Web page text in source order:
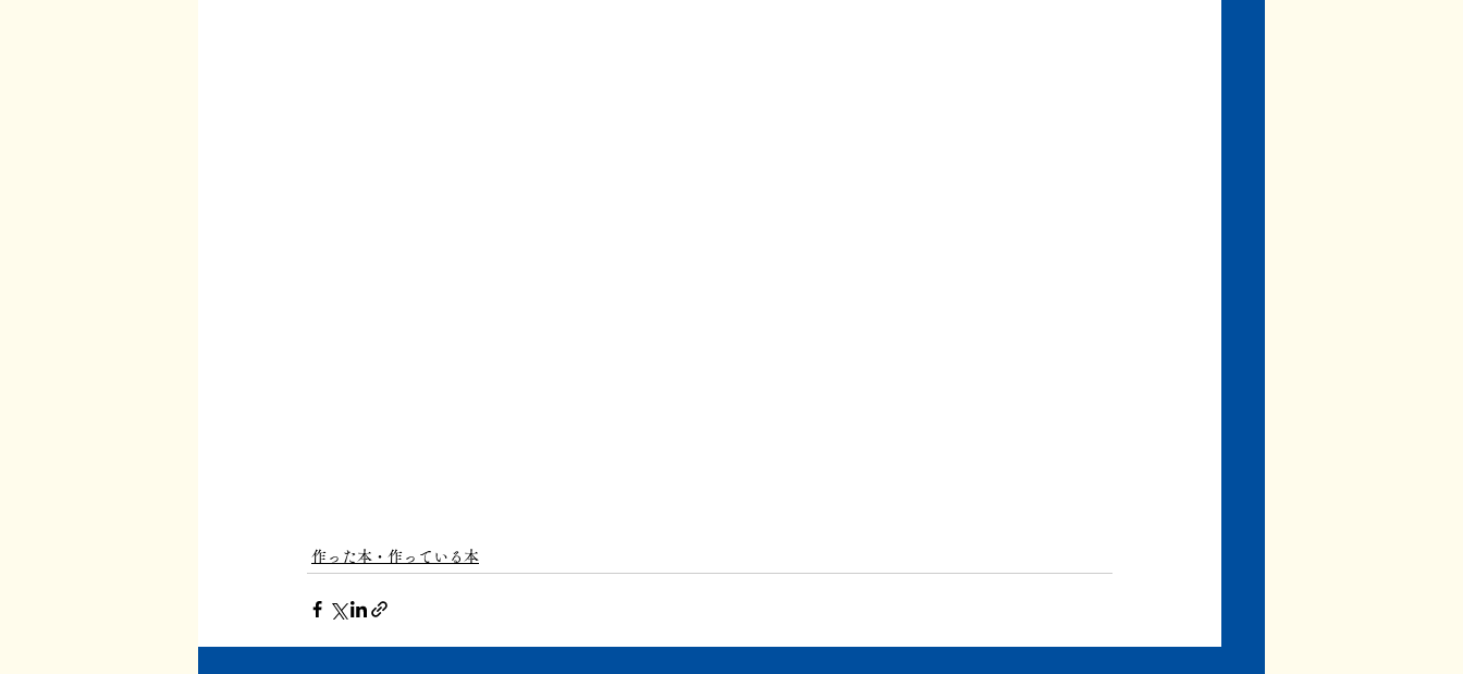
作った本・作っている本